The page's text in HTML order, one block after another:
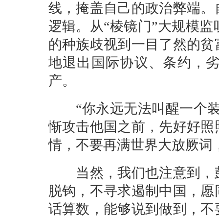
线，掩盖自己的政治弊端
逻辑。从“棱镜门”大规模
的种族歧视到一目了然的
地退出国际协议、条约，
产。
“你永远无法叫醒一个装
惭攻击他国之前，先好好
情，不要再满世界大放厥
当然，我们也注意到，
脱钩，不寻求遏制中国，
话算数，能够说到做到，